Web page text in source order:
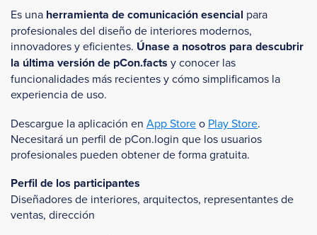
Es una herramienta de comunicación esencial para
profesionales del diseño de interiores modernos,
innovadores y eficientes. Únase a nosotros para descubrir
la última versión de pCon.facts y conocer las
funcionalidades más recientes y cómo simplificamos la
experiencia de uso.
Descargue la aplicación en App Storeo Play Store.
Necesitará un perfil de pCon.login que los usuarios
profesionales pueden obtener de forma gratuita.
Perfil de los participantes
Diseñadores de interiores, arquitectos, representantes de
ventas, dirección